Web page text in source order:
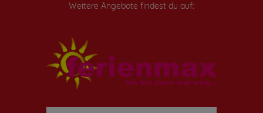
Weitere Angebote findest du auf: